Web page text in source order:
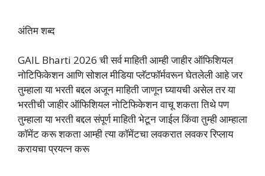
अंतिम शब्द
GAIL Bharti 2026 ची सर्व माहिती आम्ही जाहीर ऑफिशियल
नोटिफिकेशन आणि सोशल मीडिया प्लॅटफॉर्मवरून घेतलेली आहे जर
तुम्हाला या भरती बद्दल अजून माहिती जाणून घ्यायची असेल तर या
भरतीची जाहीर ऑफिशियल नोटिफिकेशन वाचू शकता तिथे पण
तुम्हाला या भरती बद्दल संपूर्ण माहिती भेटून जाईल किंवा तुम्ही आम्हाला
कॉमेंट करू शकता आम्ही त्या कॉमेंटचा लवकरात लवकर रिप्लाय
करायचा प्रयत्न करू